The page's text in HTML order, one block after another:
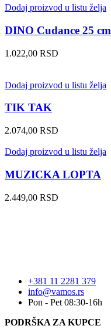
Dodaj proizvod u listu želja
DINO Cudance 25 cm
1.022,00 RSD
Dodaj proizvod u listu želja
TIK TAK
2.074,00 RSD
Dodaj proizvod u listu želja
MUZICKA LOPTA
2.449,00 RSD
+381 11 2281 379
info@vamos.rs
Pon - Pet 08:30-16h
PODRŠKA ZA KUPCE